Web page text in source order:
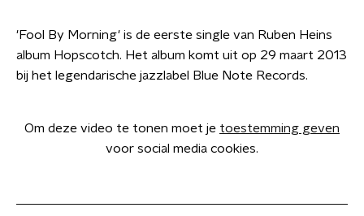
'Fool By Morning' is de eerste single van Ruben Heins
album Hopscotch. Het album komt uit op 29 maart 2013
bij het legendarische jazzlabel Blue Note Records.
Om deze video te tonen moet je toestemming geven
voor social media cookies.